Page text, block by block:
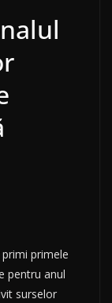
primele
pentru anul
surselor